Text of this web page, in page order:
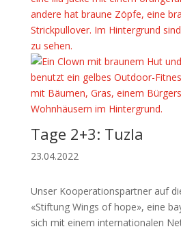
Tage 2+3: Tuzla
23.04.2022
Unser Kooperationspartner auf
«Stiftung Wings of hope», eine
sich mit einem internationalen